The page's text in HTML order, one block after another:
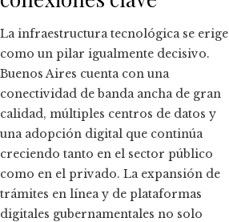
La infraestructura tecnológica se erige
como un pilar igualmente decisivo.
Buenos Aires cuenta con una
conectividad de banda ancha de gran
calidad, múltiples centros de datos y
una adopción digital que continúa
creciendo tanto en el sector público
como en el privado. La expansión de
trámites en línea y de plataformas
digitales gubernamentales no solo